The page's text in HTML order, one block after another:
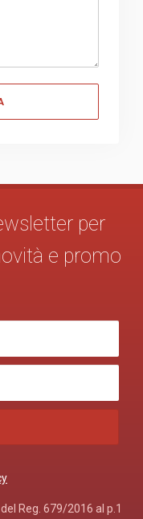
per
e promo
Reg. 679/2016 al p.1